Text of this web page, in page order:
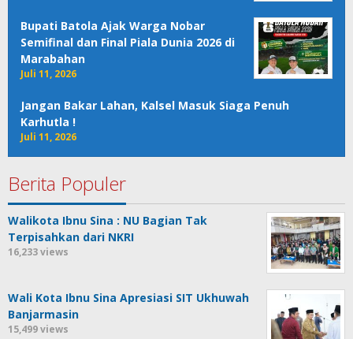
Bupati Batola Ajak Warga Nobar
Semifinal dan Final Piala Dunia 2026 di
Marabahan
Juli 11, 2026
Jangan Bakar Lahan, Kalsel Masuk Siaga Penuh
Karhutla !
Juli 11, 2026
Berita Populer
Walikota Ibnu Sina : NU Bagian Tak
Terpisahkan dari NKRI
16,233 views
Wali Kota Ibnu Sina Apresiasi SIT Ukhuwah
Banjarmasin
15,499 views